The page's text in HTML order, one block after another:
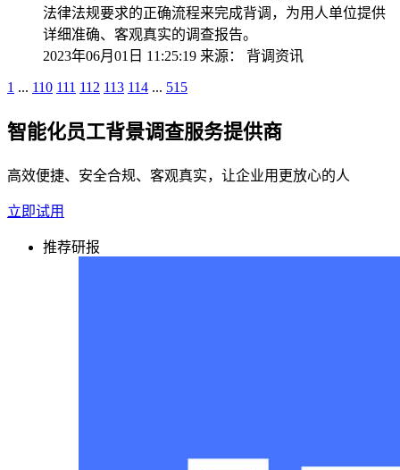
法律法规要求的正确流程来完成背调，为用人单位提供
详细准确、客观真实的调查报告。
2023年06月01日 11:25:19 来源： 背调资讯
1 ... 110 111 112 113 114 ... 515
智能化员工背景调查服务提供商
高效便捷、安全合规、客观真实，让企业用更放心的人
立即试用
推荐研报